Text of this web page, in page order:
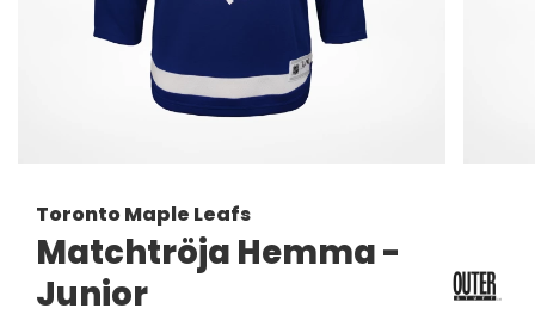
Toronto Maple Leafs
Matchtröja Hemma -
Junior